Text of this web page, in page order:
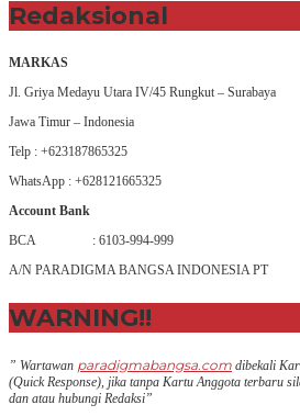
Redaksional
MARKAS
Jl. Griya Medayu Utara IV/45 Rungkut – Surabaya
Jawa Timur – Indonesia
Telp : +623187865325
WhatsApp : +628121665325
Account Bank
BCA : 6103-994-999
A/N PARADIGMA BANGSA INDONESIA PT
WARNING!!
” Wartawan paradigmabangsa.com dibekali
(Quick Response), jika tanpa Kartu Anggota terbaru
dan atau hubungi Redaksi”